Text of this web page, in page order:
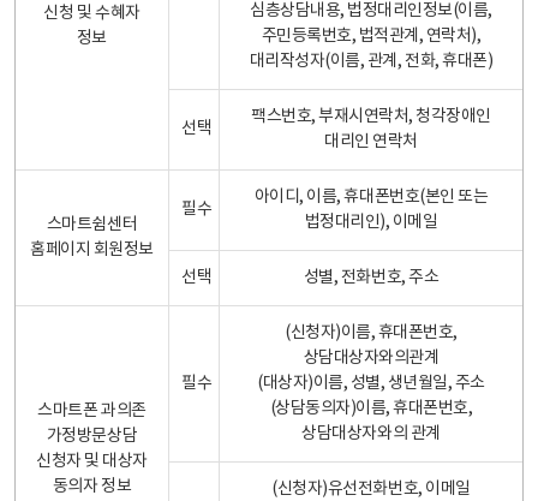
신청 및 수혜자
정보
심층상담내용, 법정대리인정보(이름,
주민등록번호, 법적관계, 연락처),
대리작성자(이름, 관계, 전화, 휴대폰)
선택
팩스번호, 부재시연락처, 청각장애인
대리인 연락처
스마트쉼센터
홈페이지 회원정보
필수
아이디, 이름, 휴대폰번호(본인 또는
법정대리인), 이메일
선택 성별, 전화번호, 주소
스마트폰 과의존
가정방문상담
신청자 및 대상자
동의자 정보
필수
(신청자)이름, 휴대폰번호,
상담대상자와의관계
(대상자)이름, 성별, 생년월일, 주소
(상담동의자)이름, 휴대폰번호,
상담대상자와의 관계
(신청자)유선전화번호, 이메일